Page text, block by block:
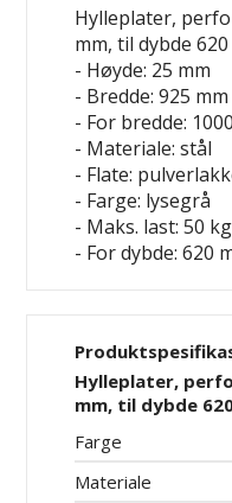
Hylleplater,
mm, til dybde 620
- Høyde: 25 mm
- Bredde: 925 mm
- For bredde:
- Materiale: stål
- Flate:
- Farge: lysegrå
- Maks. last: 50
- For dybde: 620
Hylleplater,
mm, til dybde
Farge
Materiale